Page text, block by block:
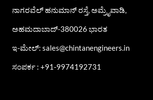
ನಾಗರವೆಲ್ ಹನುಮಾನ್ ರಸ್ತೆ, ಅಮ್ರೈವಾಡಿ,
ಅಹಮದಾಬಾದ್-380026 ಭಾರತ
ಇ-ಮೇಲ್: sales@chintanengineers.in
ಸಂಪರ್ಕ : +91-9974192731